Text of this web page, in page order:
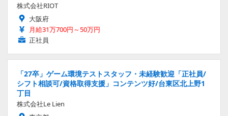
株式会社RIOT
大阪府
月給31万700円～50万円
正社員
「27卒」ゲーム環境テストスタッフ・未経験歓迎「正社員/
シフト相談可/資格取得支援」コンテンツ好/台東区北上野1
丁目
株式会社Le Lien